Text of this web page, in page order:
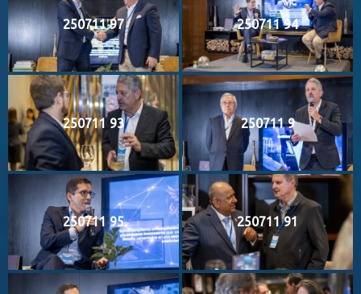
250711 97 250711 94
250711 93 250711 9
250711 95 250711 91